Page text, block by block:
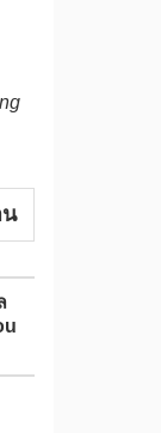
น